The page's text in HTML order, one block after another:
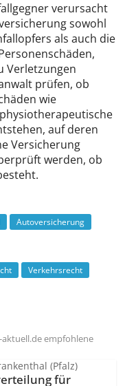
verursacht
sowohl
als auch die
Verletzungen
prüfen, ob
wie
auf deren
Versicherung
werden, ob
Autoversicherung
Verkehrsrecht
empfohlene
(Pfalz)
für